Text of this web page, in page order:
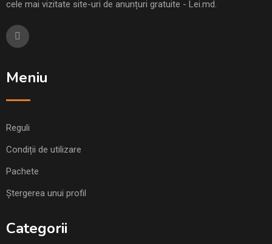
cele mai vizitate site-uri de anunțuri gratuite - Lei.md.
Meniu
Reguli
Condiții de utilizare
Pachete
Ștergerea unui profil
Categorii